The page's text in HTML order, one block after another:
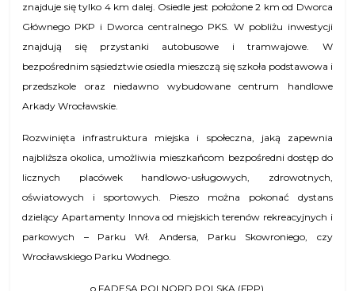
znajduje się tylko 4 km dalej. Osiedle jest położone 2 km od Dworca
Głównego PKP i Dworca centralnego PKS. W pobliżu inwestycji
znajdują się przystanki autobusowe i tramwajowe. W
bezpośrednim sąsiedztwie osiedla mieszczą się szkoła podstawowa i
przedszkole oraz niedawno wybudowane centrum handlowe
Arkady Wrocławskie.
Rozwinięta infrastruktura miejska i społeczna, jaką zapewnia
najbliższa okolica, umożliwia mieszkańcom bezpośredni dostęp do
licznych placówek handlowo-usługowych, zdrowotnych,
oświatowych i sportowych. Pieszo można pokonać dystans
dzielący Apartamenty Innova od miejskich terenów rekreacyjnych i
parkowych – Parku Wł. Andersa, Parku Skowroniego, czy
Wrocławskiego Parku Wodnego.
o FADESA POLNORD POLSKA (FPP)